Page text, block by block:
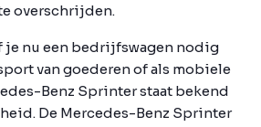
overschrijden.
je nu een bedrijfswagen nodig
van goederen of als mobiele
Benz Sprinter staat bekend
De Mercedes-Benz Sprinter